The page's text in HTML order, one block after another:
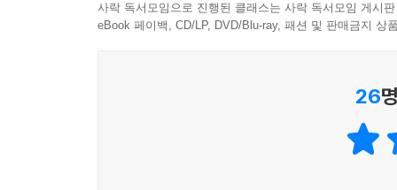
사락 독서모임으로 진행된 클래스는 사락 독서모임 게시
eBook 페이백, CD/LP, DVD/Blu-ray, 패션 및 판매금지 상
26